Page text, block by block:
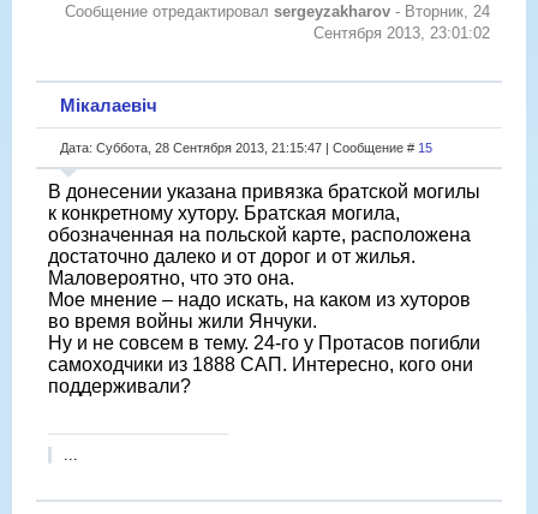
Сообщение отредактировал sergeyzakharov - Вторник, 24
Сентября 2013, 23:01:02
Мікалаевіч
Дата: Суббота, 28 Сентября 2013, 21:15:47 | Сообщение # 15
В донесении указана привязка братской могилы
к конкретному хутору. Братская могила,
обозначенная на польской карте, расположена
достаточно далеко и от дорог и от жилья.
Маловероятно, что это она.
Мое мнение – надо искать, на каком из хуторов
во время войны жили Янчуки.
Ну и не совсем в тему. 24-го у Протасов погибли
самоходчики из 1888 САП. Интересно, кого они
поддерживали?